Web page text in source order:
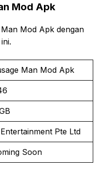
Mod Apk
Mod Apk dengan
Man Mod Apk
Pte Ltd
Soon